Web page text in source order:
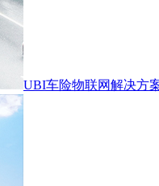
UBI车险物联网解决方